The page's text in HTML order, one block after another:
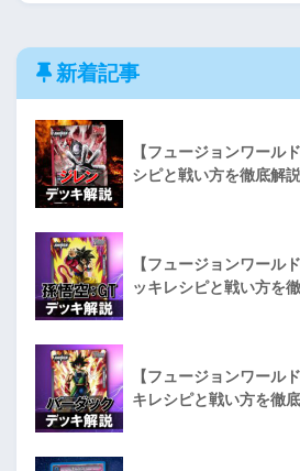
新着記事
【フュージョンワール
シピと戦い方を徹底解説
【フュージョンワール
ッキレシピと戦い方を
【フュージョンワール
キレシピと戦い方を徹